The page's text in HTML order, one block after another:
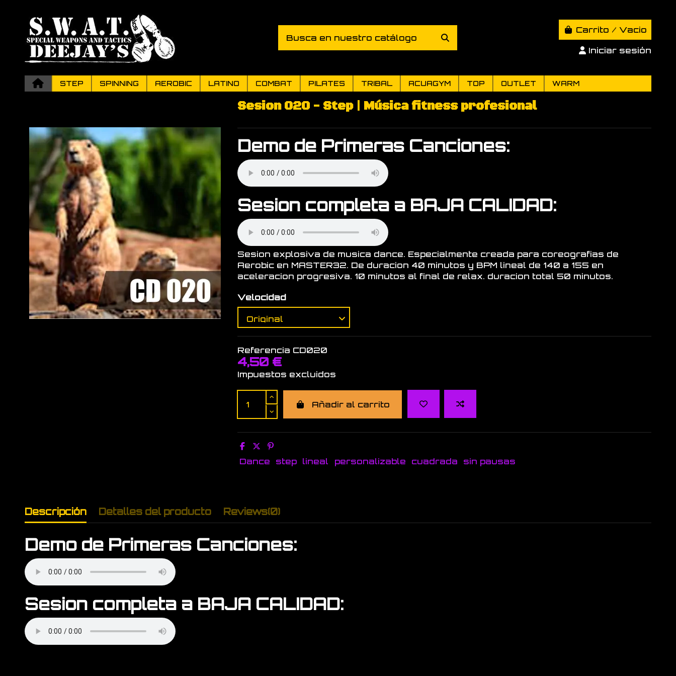
Carrito / Vacio
Iniciar sesión
STEP SPINNING AEROBIC LATINO COMBAT PILATES TRIBAL ACUAGYM TOP OUTLET WARM
Sesion 020 - Step | Música fitness profesional
Demo de Primeras Canciones:
Sesion completa a BAJA CALIDAD:
Sesion explosiva de musica dance. Especialmente creada para coreografias de
Aerobic en MASTER32. De duracion 40 minutos y BPM lineal de 140 a 155 en
aceleracion progresiva. 10 minutos al final de relax. duracion total 50 minutos.
Velocidad
Referencia CD020
4,50 €
Impuestos excluidos
Añadir al carrito
Dance step lineal personalizable cuadrada sin pausas
Descripción Detalles del producto Reviews(0)
Demo de Primeras Canciones:
Sesion completa a BAJA CALIDAD: